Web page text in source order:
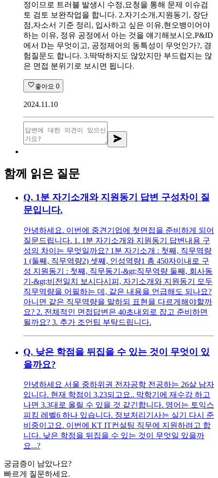
정이므로 트러블 발생시 수정,요청을 통해 문제 이슈검
토 검토 보완작업을 합니다. 2.자기소개,지원동기, 장단
점,자소서 기준 정리, 입사하고 싶은 이유,현오뱅이어야
하는 이유, 정유 공정에서 아는 것을 얘기해보시오,P&ID
에서 D는 무엇이고, 공정제어의 동특성이 무엇인가?, 경
험질문도 합니다. 3.딱딱하지도 않았지만 부드럽지는 않
은 면접 분위기로 보시면 됩니다.
좋아요 0
2024.11.10
함께 읽은 질문
Q. 1분 자기소개와 지원동기 답변 구성차이 질
문입니다.
안녕하세요. 이번에 중견기업에 첫면접을 준비하게 되어
질문드립니다. 1. 1분 자기소개와 지원동기 답변내용 구
성의 차이는 무엇일까요? 1분 자기소개 : 첫째, 직무역량
1 (둘째, 직무역량2) 셋째, 인성역량1 총 450자이내로 구
성 지원동기 : 첫째, 직무동기-&gt;직무역량 둘째, 회사동
기-&gt;비전일치 보시다시피, 자기소개와 지원동기 모두
직무역량을 어필하는 데, 같은 내용을 언급해도 되나요?
아니면 같은 직무역량을 말하되 표현을 다르게해야할까
요? 2. 전체적인 면접답변은 40초내외로 잡고 준비하면
될까요? 3. 추가 조언팁 부탁드립니다.
Q. 낮은 학점을 뒤집을 수 있는 것이 무엇이 있
을까요?
안녕하세요 서울 중하위권 전자공학 전공하는 26살 남자
입니다. 현재 학점이 3.23되고요.. 막학기에 재수강 하고
나면 3.3대로 올릴 수 있을 것 같긴합니다. 영어는 토익스
피킹 레벨6 하나 있습니다. 정보처리기사는 실기 다시 준
비중이고요. 이번에 KT IT컨설팅 직무에 지원하려고 합
니다. 낮은 학점을 뒤집을 수 있는 것이 무엇일 있을까
요...?
궁금증이 남았나요?
빠르게 질문하세요.